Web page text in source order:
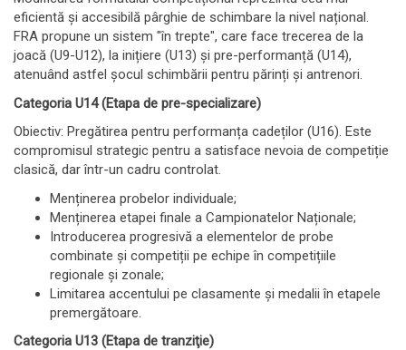
eficientă și accesibilă pârghie de schimbare la nivel național.
FRA propune un sistem "în trepte", care face trecerea de la
joacă (U9-U12), la inițiere (U13) și pre-performanță (U14),
atenuând astfel șocul schimbării pentru părinți și antrenori.
Categoria U14 (Etapa de pre-specializare)
Obiectiv: Pregătirea pentru performanța cadeților (U16). Este
compromisul strategic pentru a satisface nevoia de competiție
clasică, dar într-un cadru controlat.
Menținerea probelor individuale;
Menținerea etapei finale a Campionatelor Naționale;
Introducerea progresivă a elementelor de probe
combinate și competiții pe echipe în competițiile
regionale și zonale;
Limitarea accentului pe clasamente și medalii în etapele
premergătoare.
Categoria U13 (Etapa de tranziţie)